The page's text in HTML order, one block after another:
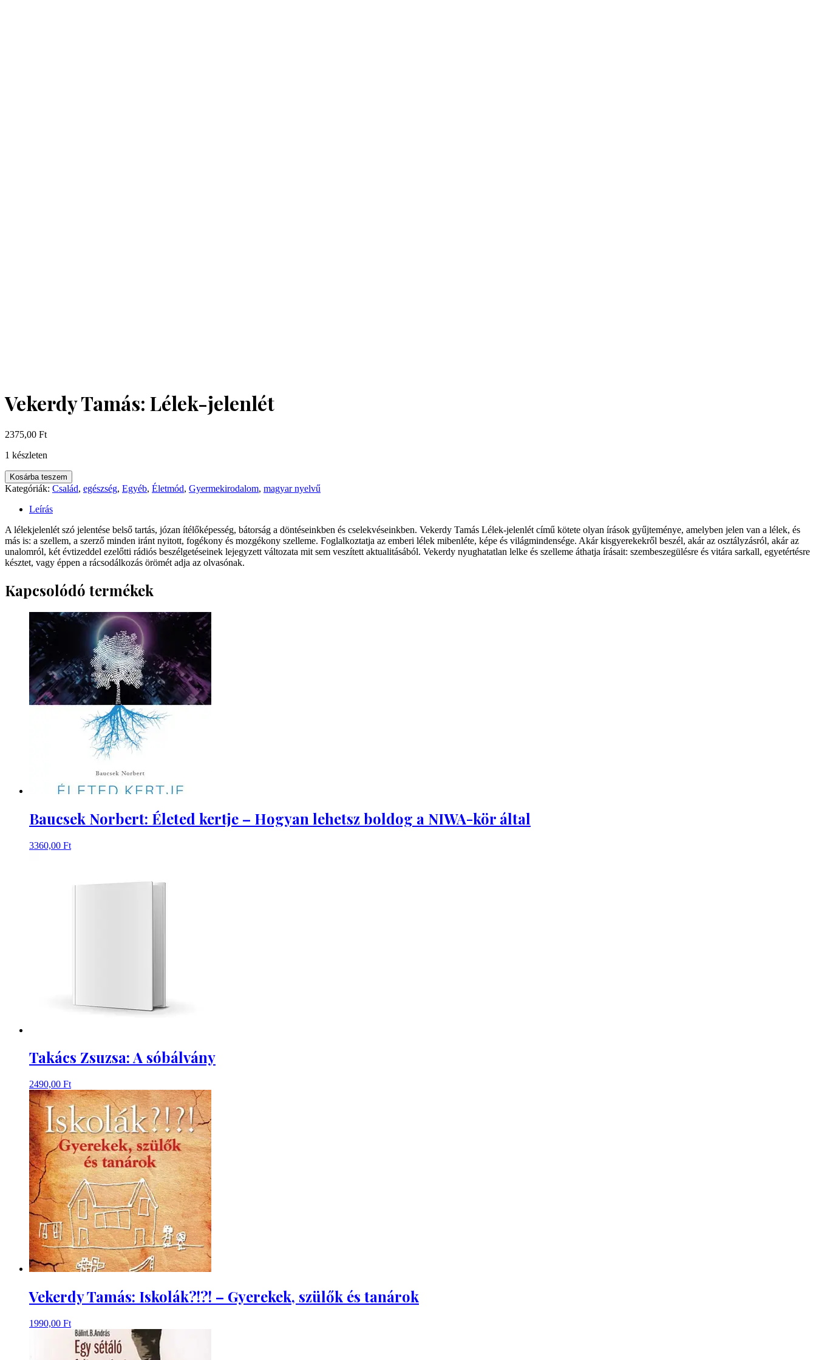
Vekerdy Tamás: Lélek-jelenlét
2375,00 Ft
1 készleten
Vekerdy
Tamás:
Lélek-
jelenlét
Kosárba teszem
Kategóriák: Család, egészség, Egyéb, Életmód, Gyermekirodalom, magyar nyelvű
Leírás
A lélekjelenlét szó jelentése belső tartás, józan ítélőképesség, bátorság a döntéseinkben és cselekvéseinkben. Vekerdy Tamás Lélek-jelenlét című kötete olyan írások gyűjteménye, amelyben jelen van a lélek, és
más is: a szellem, a szerző minden iránt nyitott, fogékony és mozgékony szelleme. Foglalkoztatja az emberi lélek mibenléte, képe és világmindensége. Akár kisgyerekekről beszél, akár az osztályzásról, akár az
unalomról, két évtizeddel ezelőtti rádiós beszélgetéseinek lejegyzett változata mit sem veszített aktualitásából. Vekerdy nyughatatlan lelke és szelleme áthatja írásait: szembeszegülésre és vitára sarkall, egyetértésre
késztet, vagy éppen a rácsodálkozás örömét adja az olvasónak.
Kapcsolódó termékek
Baucsek Norbert: Életed kertje – Hogyan lehetsz boldog a NIWA-kör által
3360,00 Ft
Takács Zsuzsa: A sóbálvány
2490,00 Ft
Vekerdy Tamás: Iskolák?!?! – Gyerekek, szülők és tanárok
1990,00 Ft